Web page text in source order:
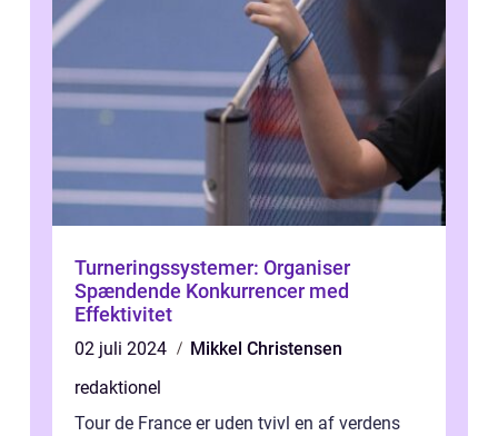
Turneringssystemer: Organiser
Spændende Konkurrencer med
Effektivitet
02 juli 2024
Mikkel Christensen
redaktionel
Tour de France er uden tvivl en af verdens